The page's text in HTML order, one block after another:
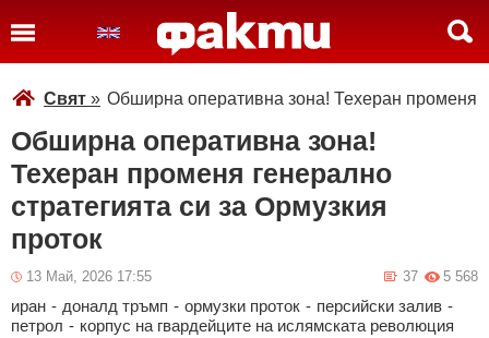
Свят » Oбширна оперативна зона! Техеран променя
Oбширна оперативна зона!
Техеран променя генерално
стратегията си за Ормузкия
проток
13 Май, 2026 17:55 5 568
37
иран - доналд тръмп - ормузки проток - персийски залив -
петрол - корпус на гвардейците на ислямската революция